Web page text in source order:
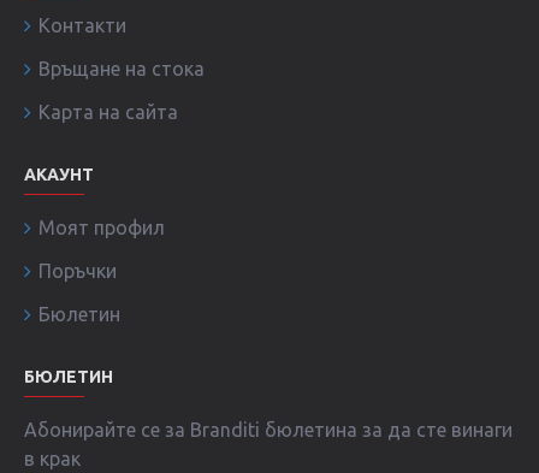
Контакти
Връщане на стока
Карта на сайта
АКАУНТ
Моят профил
Поръчки
Бюлетин
БЮЛЕТИН
Абонирайте се за Branditi бюлетина за да сте винаги
в крак